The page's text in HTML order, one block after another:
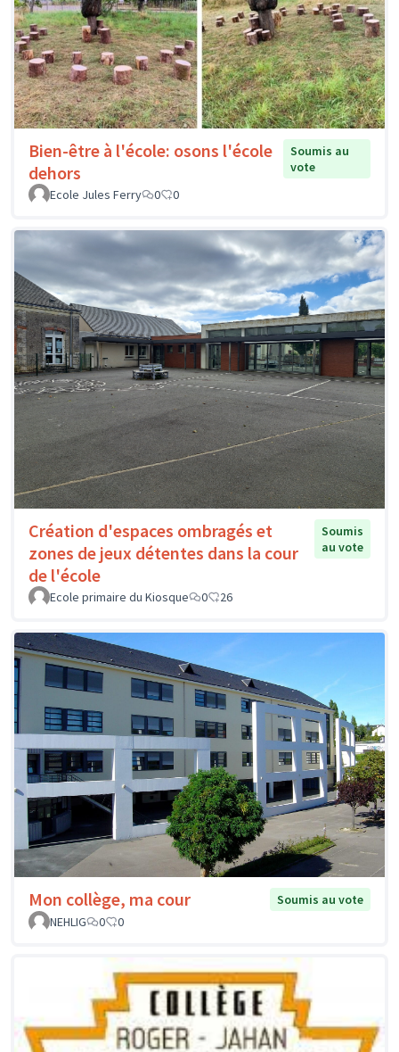
Bien-être à l'école: osons l'école
dehors
Soumis au
vote
Ecole Jules Ferry
0 0
Création d'espaces ombragés et
zones de jeux détentes dans la cour
de l'école
Soumis
au vote
Ecole primaire du Kiosque 0 26
Mon collège, ma cour
Soumis au vote
NEHLIG
0 0